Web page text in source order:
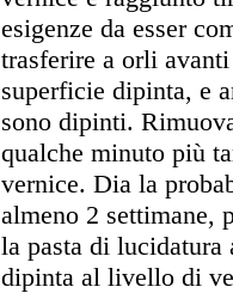
esigenze da esser
trasferire a orli
superficie dipinta, e
sono dipinti.
qualche minuto più
vernice. Dia la
almeno 2 settimane,
la pasta di
dipinta al livello di